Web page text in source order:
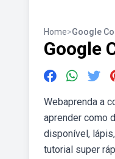
Home>Google
Google
Webaprenda a
aprender como
disponível,
tutorial super